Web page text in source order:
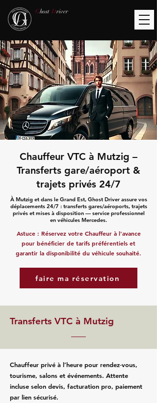
Ghost Driver
Chauffeur VTC à Mutzig –
Transferts gare/aéroport &
trajets privés 24/7
À Mutzig et dans le Grand Est, Ghost Driver assure vos
déplacements 24/7 : transferts gares/aéroports, trajets
privés et mises à disposition — service professionnel
en véhicules Mercedes.
Astuce : Réservez votre Chauffeur à l'avance
pour bénéficier de tarifs préférentiels et
garantir la disponibilité du véhicule souhaité.
faire ma réservation
Transferts VTC à Mutzig
Chauffeur privé à l’heure pour rendez‑vous,
tourisme, salons et événements. Attente
incluse selon devis, facturation pro, paiement
par lien sécurisé.